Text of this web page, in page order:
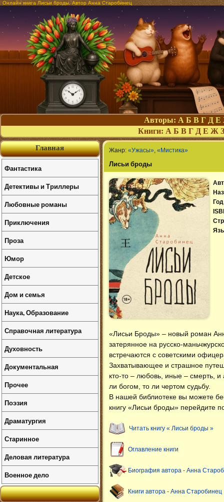
Онлайн книга Лисьи броды. Автор Анна Старобинец
Авторы: А Б В Г Д Е
Книги: А Б В Г Д Е Ж З
Жанр: «Ужасы», «Мистика»
Лисьи броды
«Лисьи Броды» – новый роман
затерянное на русско-
встречаются с советскими
Захватывающее и страшное
кто-то – любовь, иные – смерть,
ли богом, то ли чертом судьбу.
В нашей библиотеке вы можете
книгу «Лисьи броды» перейдите
Читать книгу « Лисьи броды »
Оглавление книги
Биография автора - Анна
Книги автора - Анна Старобинец
Главная
Фантастика
Детективы и Триллеры
Любовные романы
Приключения
Проза
Юмор
Детское
Дом и семья
Наука, Образование
Справочная литература
Духовность
Документальная
Прочее
Поэзия
Драматургия
Старинное
Деловая литература
Военное дело